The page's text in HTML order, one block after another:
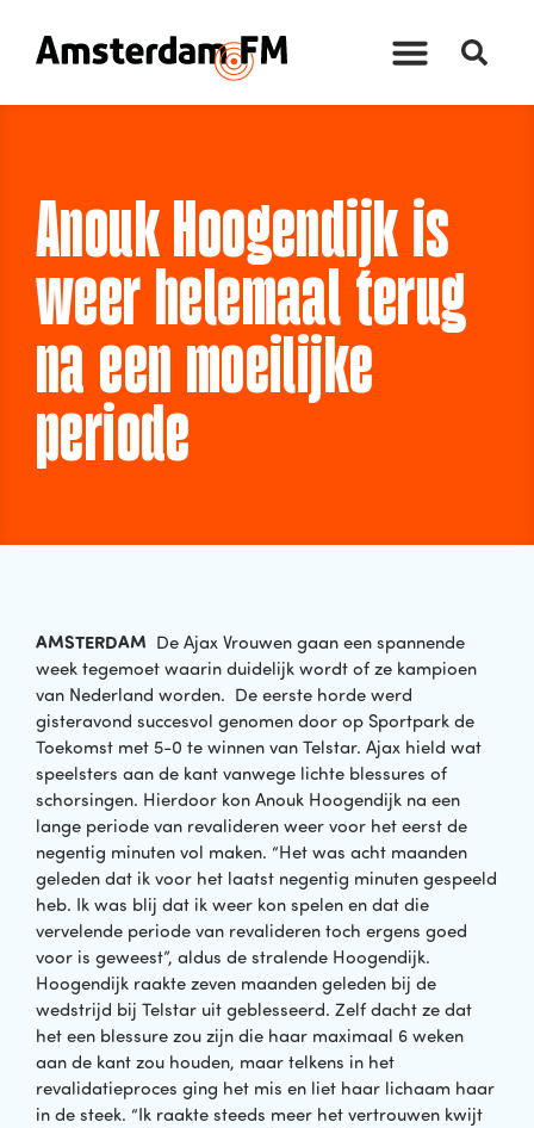
Anouk Hoogendijk is
weer helemaal terug
na een moeilijke
periode
AMSTERDAM De Ajax Vrouwen gaan een spannende
week tegemoet waarin duidelijk wordt of ze kampioen
van Nederland worden. De eerste horde werd
gisteravond succesvol genomen door op Sportpark de
Toekomst met 5-0 te winnen van Telstar. Ajax hield wat
speelsters aan de kant vanwege lichte blessures of
schorsingen. Hierdoor kon Anouk Hoogendijk na een
lange periode van revalideren weer voor het eerst de
negentig minuten vol maken. “Het was acht maanden
geleden dat ik voor het laatst negentig minuten gespeeld
heb. Ik was blij dat ik weer kon spelen en dat die
vervelende periode van revalideren toch ergens goed
voor is geweest”, aldus de stralende Hoogendijk.
Hoogendijk raakte zeven maanden geleden bij de
wedstrijd bij Telstar uit geblesseerd. Zelf dacht ze dat
het een blessure zou zijn die haar maximaal 6 weken
aan de kant zou houden, maar telkens in het
revalidatieproces ging het mis en liet haar lichaam haar
in de steek. “Ik raakte steeds meer het vertrouwen kwijt